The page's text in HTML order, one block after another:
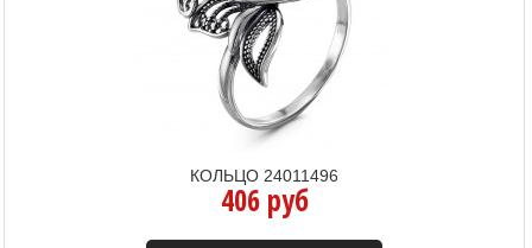
КОЛЬЦО 24011496
406 руб